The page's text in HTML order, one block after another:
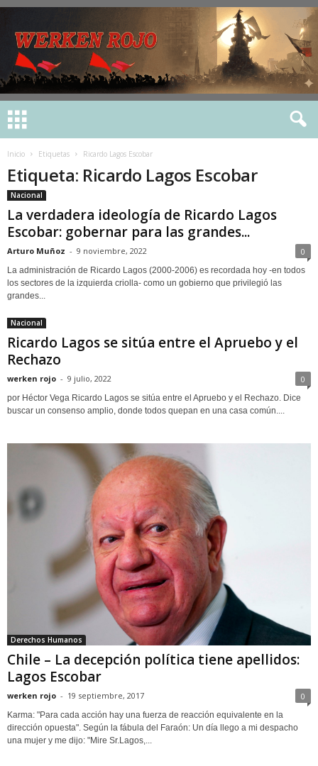
Inicio Etiquetas Ricardo Lagos Escobar
Etiqueta: Ricardo Lagos Escobar
Nacional
La verdadera ideología de Ricardo Lagos
Escobar: gobernar para las grandes...
Arturo Muñoz - 9 noviembre, 2022 0
La administración de Ricardo Lagos (2000-2006) es recordada hoy -en todos
los sectores de la izquierda criolla- como un gobierno que privilegió las
grandes...
Nacional
Ricardo Lagos se sitúa entre el Apruebo y el
Rechazo
werken rojo - 9 julio, 2022 0
por Héctor Vega Ricardo Lagos se sitúa entre el Apruebo y el Rechazo. Dice
buscar un consenso amplio, donde todos quepan en una casa común....
Derechos Humanos
Chile – La decepción política tiene apellidos:
Lagos Escobar
werken rojo - 19 septiembre, 2017 0
Karma: "Para cada acción hay una fuerza de reacción equivalente en la
dirección opuesta". Según la fábula del Faraón: Un día llego a mi despacho
una mujer y me dijo: "Mire Sr.Lagos,...